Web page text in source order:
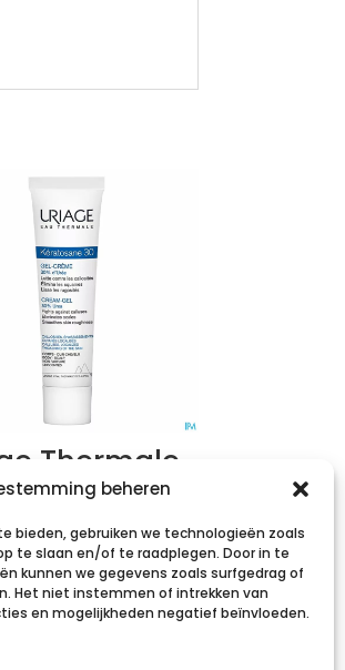
beheren
bieden, gebruiken we technologieën zoals
te slaan en/of te raadplegen. Door in te
kunnen we gegevens zoals surfgedrag of
Het niet instemmen of intrekken van
en mogelijkheden negatief beïnvloeden.
Thermale
30%
btw
toe aan verlanglijst